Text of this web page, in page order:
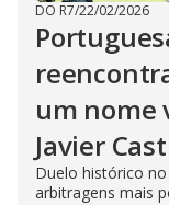
DO R7/22/02/2026
um nome
Javier
Duelo histórico
arbitragens mais